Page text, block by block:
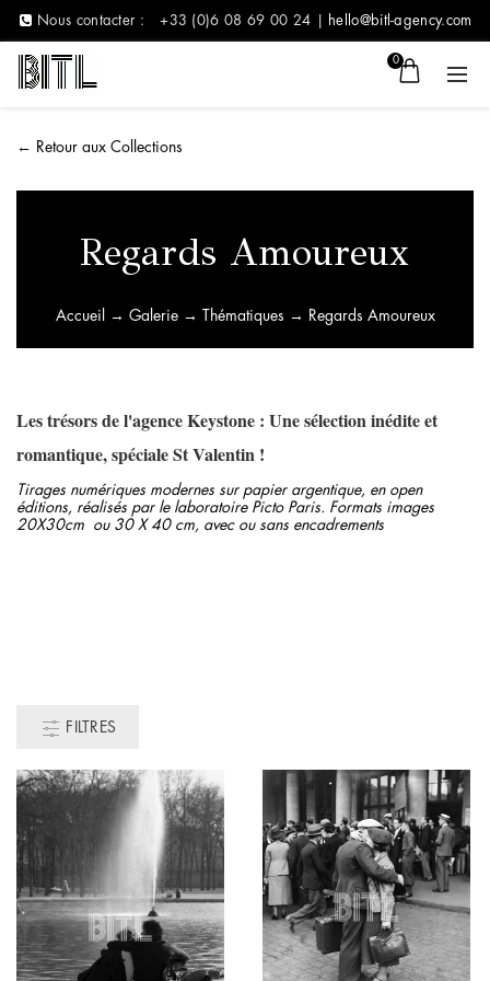
Nous contacter : +33 (0)6 08 69 00 24 | hello@bitl-agency.com
0
← Retour aux Collections
Regards Amoureux
Accueil → Galerie→ Thématiques → Regards Amoureux
Les trésors de l'agence Keystone : Une sélection inédite et
romantique, spéciale St Valentin !
Tirages numériques modernes sur papier argentique, en open
éditions, réalisés par le laboratoire Picto Paris. Formats images
20X30cm ou 30 X 40 cm, avec ou sans encadrements
FILTRES